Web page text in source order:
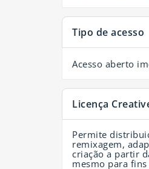
Tipo de acesso
Acesso aberto
Licença
Permite
remixagem,
criação a partir
mesmo para